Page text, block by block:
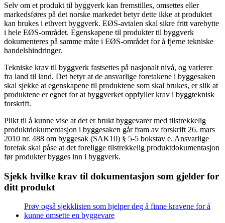
Selv om et produkt til byggverk kan fremstilles, omsettes eller
markedsføres på det norske markedet betyr dette ikke at produktet
kan brukes i ethvert byggverk. EØS-avtalen skal sikre fritt varebytte
i hele EØS-området. Egenskapene til produkter til byggverk
dokumenteres på samme måte i EØS-området for å fjerne tekniske
handelshindringer.
Tekniske krav til byggverk fastsettes på nasjonalt nivå, og varierer
fra land til land. Det betyr at de ansvarlige foretakene i byggesaken
skal sjekke at egenskapene til produktene som skal brukes, er slik at
produktene er egnet for at byggverket oppfyller krav i byggteknisk
forskrift.
Plikt til å kunne vise at det er brukt byggevarer med tilstrekkelig
produktdokumentasjon i byggesaken går fram av forskrift 26. mars
2010 nr. 488 om byggesak (SAK10) § 5-5 bokstav e. Ansvarlige
foretak skal påse at det foreligge tilstrekkelig produktdokumentasjon
før produkter bygges inn i byggverk.
Sjekk hvilke krav til dokumentasjon som gjelder for
ditt produkt
Prøv også sjekklisten som hjelper deg å finne kravene for å
kunne omsette en byggevare